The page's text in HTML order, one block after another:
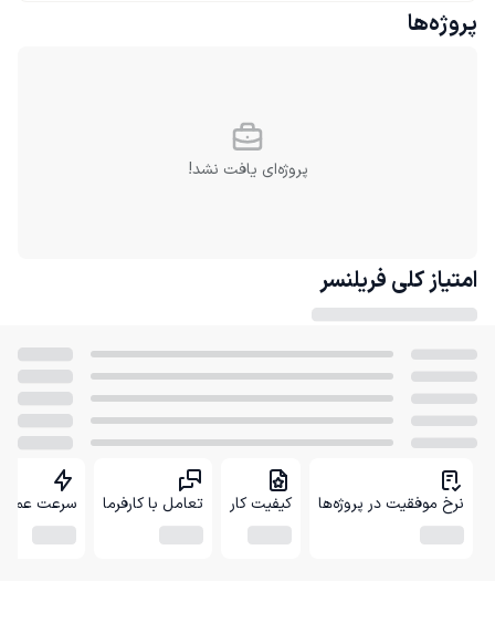
پروژه‌ها
پروژه‌ای یافت نشد!
امتیاز کلی فریلنسر
نرخ موفقیت در پروژه‌ها کیفیت کار تعامل با کارفرما سرعت عمل